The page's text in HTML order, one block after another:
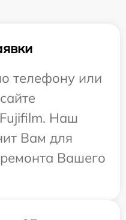
телефону или
Наш
Вам для
Вашего